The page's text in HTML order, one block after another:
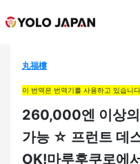
丸福樓
이 번역은 번역기를 사용하고 있습니다.
260,000엔 이상
가능 ☆ 프런트 데
OK!마루후쿠로에